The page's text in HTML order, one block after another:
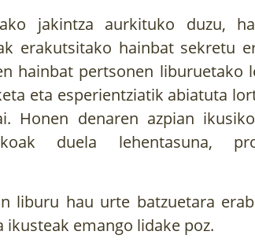
jakintza aurkituko duzu,
erakutsitako hainbat sekretu
hainbat pertsonen liburuetako
eta esperientziatik abiatuta
Honen denaren azpian
duela lehentasuna,
liburu hau urte batzuetara
emango lidake poz.